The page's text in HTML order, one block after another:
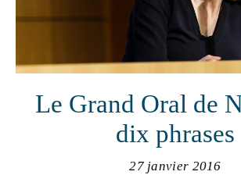
Le Grand Oral de
dix phrases
27 janvier 2016